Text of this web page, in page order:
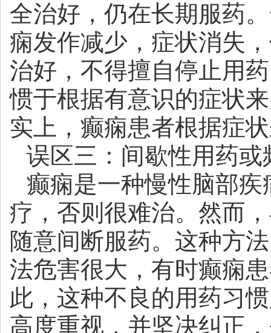
全治好，仍在长期服药
痫发作减少，症状消失
治好，不得擅自停止用
惯于根据有意识的症状
实上，癫痫患者根据症
误区三：间歇性用药或
癫痫是一种慢性脑部
疗，否则很难治。然而
随意间断服药。这种方
法危害很大，有时癫痫
此，这种不良的用药习
高度重视，并坚决纠正